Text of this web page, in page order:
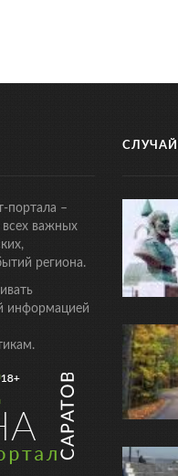
портала –
важных
региона.
информацией